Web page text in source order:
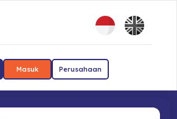
Masuk Perusahaan